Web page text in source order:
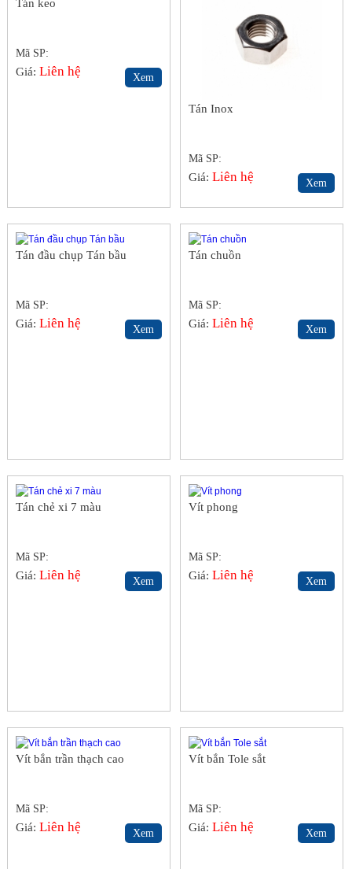
Tán keo
Mã SP:
Giá:Liên hệ Xem
Tán Inox
Mã SP:
Giá:Liên hệ Xem
Tán đầu chụp Tán bầu
Mã SP:
Giá:Liên hệ Xem
Tán chuồn
Mã SP:
Giá:Liên hệ Xem
Tán chẻ xi 7 màu
Mã SP:
Giá:Liên hệ Xem
Vít phong
Mã SP:
Giá:Liên hệ Xem
Vít bắn trần thạch cao
Mã SP:
Giá:Liên hệ Xem
Vít bắn Tole sắt
Mã SP:
Giá:Liên hệ Xem